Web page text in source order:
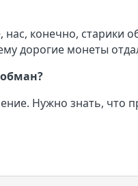
нас, конечно,
дорогие монеты
Нужно знать, что